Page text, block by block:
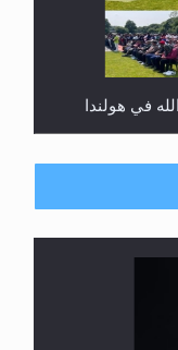
في هولندا